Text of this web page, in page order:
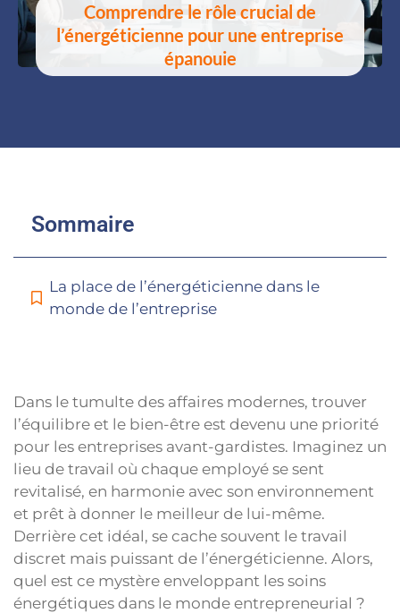
Comprendre le rôle crucial de
l’énergéticienne pour une entreprise
épanouie
Sommaire
La place de l’énergéticienne dans le
monde de l’entreprise
Dans le tumulte des affaires modernes, trouver
l’équilibre et le bien-être est devenu une priorité
pour les entreprises avant-gardistes. Imaginez un
lieu de travail où chaque employé se sent
revitalisé, en harmonie avec son environnement
et prêt à donner le meilleur de lui-même.
Derrière cet idéal, se cache souvent le travail
discret mais puissant de l’énergéticienne. Alors,
quel est ce mystère enveloppant les soins
énergétiques dans le monde entrepreneurial ?